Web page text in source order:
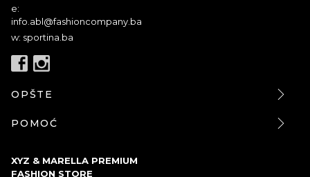
e:
info.abl@fashioncompany.ba
w: sportina.ba
OPŠTE
POMOĆ
XYZ & MARELLA PREMIUM
FASHION STORE